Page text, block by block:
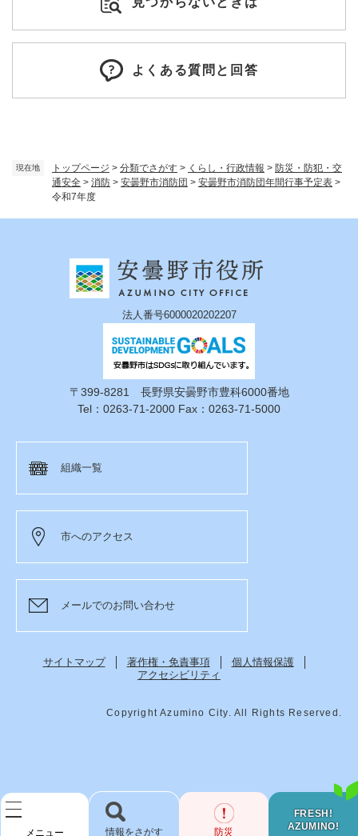
メニュー
現在地 トップページ > 分類でさがす > くらし・行政情報 > 防災・防犯・交
通安全 > 消防 > 安曇野市消防団 > 安曇野市消防団年間行事予定表 >
令和7年度
よくある質問と回答
FRESH!
AZUMINO!
検 防災
法人番号6000020202207
〒399-8281 長野県安曇野市豊科6000番地
Tel：0263-71-2000 Fax：0263-71-5000
組織一覧
市へのアクセス
メールでのお問い合わせ
サイトマップ 著作権・免責事項
個人情報保護
アクセシビリティ
Copyright Azumino City. All Rights Reserved.